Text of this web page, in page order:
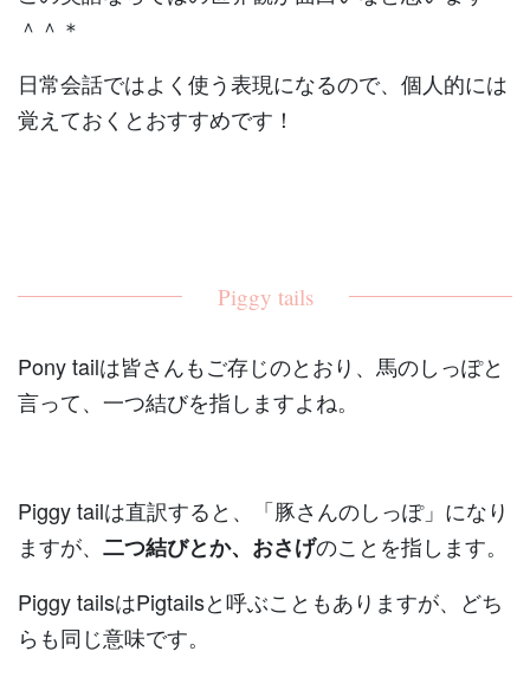
＾＾＊
日常会話ではよく使う表現になるので、個人的には
覚えておくとおすすめです！
Piggy tails
Pony tailは皆さんもご存じのとおり、馬のしっぽと
言って、一つ結びを指しますよね。
Piggy tailは直訳すると、「豚さんのしっぽ」になり
ますが、 二つ結びとか、おさげのことを指します。
Piggy tailsはPigtailsと呼ぶこともありますが、どち
らも同じ意味です。